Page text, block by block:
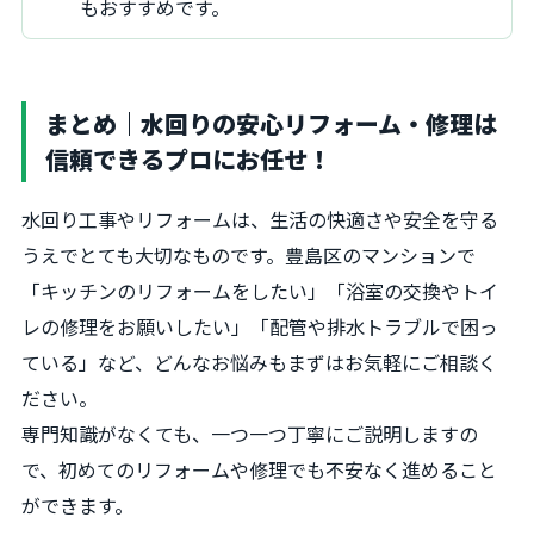
もおすすめです。
まとめ｜水回りの安心リフォーム・修理は
信頼できるプロにお任せ！
水回り工事やリフォームは、生活の快適さや安全を守る
うえでとても大切なものです。豊島区のマンションで
「キッチンのリフォームをしたい」「浴室の交換やトイ
レの修理をお願いしたい」「配管や排水トラブルで困っ
ている」など、どんなお悩みもまずはお気軽にご相談く
ださい。
専門知識がなくても、一つ一つ丁寧にご説明しますの
で、初めてのリフォームや修理でも不安なく進めること
ができます。